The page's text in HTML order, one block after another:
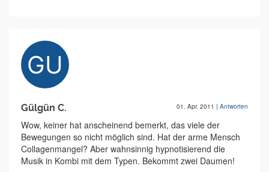
Gülgün C. 01. Apr. 2011 | Antworten
Wow, keiner hat anscheinend bemerkt, das viele der
Bewegungen so nicht möglich sind. Hat der arme Mensch
Collagenmangel? Aber wahnsinnig hypnotisierend die
Musik in Kombi mit dem Typen. Bekommt zwei Daumen!